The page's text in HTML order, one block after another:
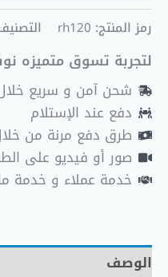
رمز المنتج: rh120
لتجربة تسوق متميزه
شحن آمن و سريع خلال ٤ أيام
دفع عند الإستلام
طرق دفع مرنة من
صور أو فيديو على
خدمة عملاء و خدمة
الوصف